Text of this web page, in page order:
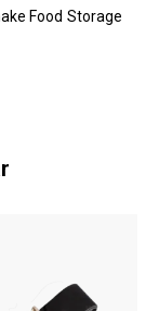
Food Storage